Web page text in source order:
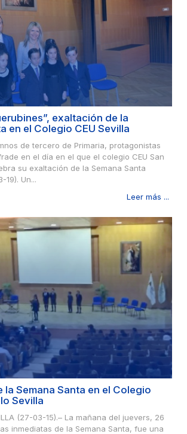
exaltación de la
en el Colegio CEU Sevilla
de tercero de Primaria, protagonistas
en el día en el que el colegio CEU San
su exaltación de la Semana Santa
19). Un...
Leer más ...
la Semana Santa en el Colegio
Sevilla
(27-03-15).– La mañana del juevers, 26
inmediatas de la Semana Santa, fue una